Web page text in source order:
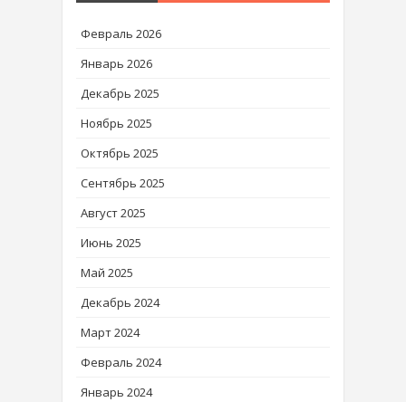
Февраль 2026
Январь 2026
Декабрь 2025
Ноябрь 2025
Октябрь 2025
Сентябрь 2025
Август 2025
Июнь 2025
Май 2025
Декабрь 2024
Март 2024
Февраль 2024
Январь 2024